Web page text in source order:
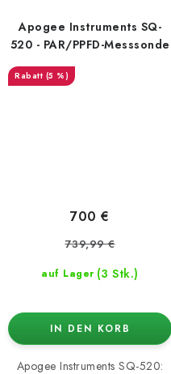
Apogee Instruments SQ-
520 - PAR/PPFD-Messsonde
(5 %)
auf Lager (3 Stk.)
700 €
739,99 €
IN DEN KORB
Apogee Instruments SQ-520: